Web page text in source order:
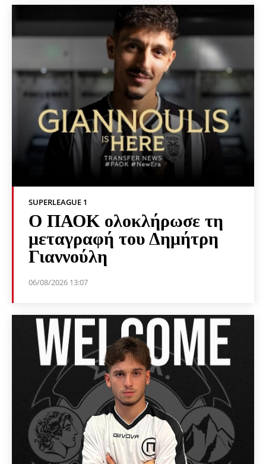
SUPERLEAGUE 1
Ο ΠΑΟΚ ολοκλήρωσε τη
μεταγραφή του Δημήτρη
Γιαννούλη
06/08/2026 13:07